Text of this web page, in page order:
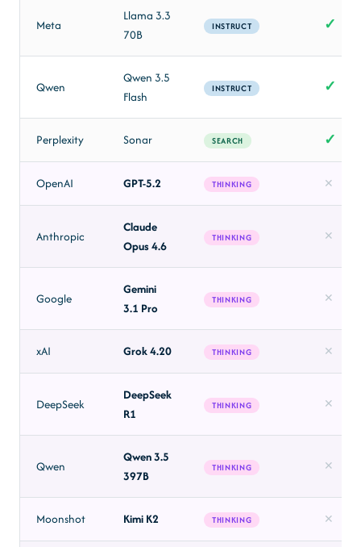
Meta
Llama 3.3
70B
INSTRUCT ✓
Qwen
Qwen 3.5
Flash
INSTRUCT ✓
Perplexity Sonar SEARCH ✓
OpenAI GPT-5.2 THINKING ✕
Anthropic
Claude
Opus 4.6
THINKING ✕
Google
Gemini
3.1 Pro
THINKING ✕
xAI Grok 4.20 THINKING ✕
DeepSeek
DeepSeek
R1
THINKING ✕
Qwen
Qwen 3.5
397B
THINKING ✕
Moonshot Kimi K2 THINKING ✕